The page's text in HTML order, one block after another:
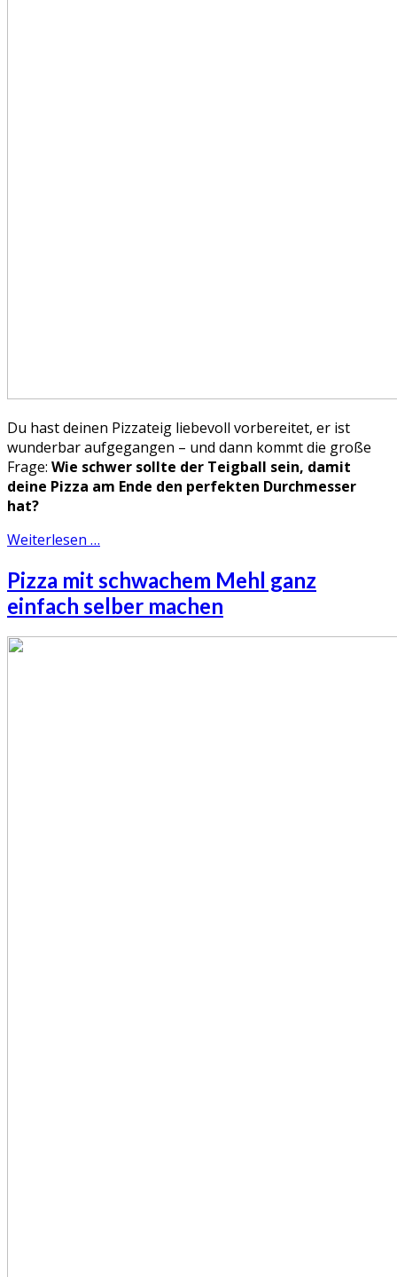
Du hast deinen Pizzateig liebevoll vorbereitet, er ist
wunderbar aufgegangen – und dann kommt die große
Frage: Wie schwer sollte der Teigball sein, damit
deine Pizza am Ende den perfekten Durchmesser
hat?
Weiterlesen …
Pizza mit schwachem Mehl ganz
einfach selber machen